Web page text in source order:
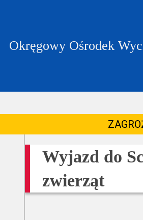
Okręgowy Ośrodek
Wyjazd do
zwierząt